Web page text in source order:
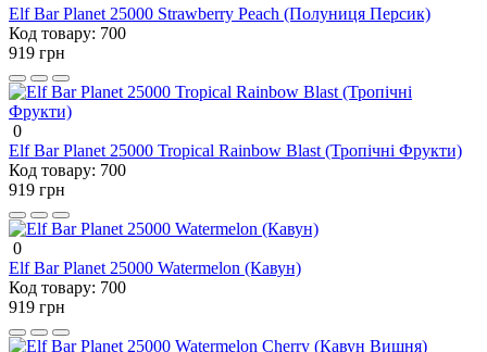
Elf Bar Planet 25000 Strawberry Peach (Полуниця Персик)
Код товару: 700
919 грн
0
Elf Bar Planet 25000 Tropical Rainbow Blast (Тропічні Фрукти)
Код товару: 700
919 грн
0
Elf Bar Planet 25000 Watermelon (Кавун)
Код товару: 700
919 грн